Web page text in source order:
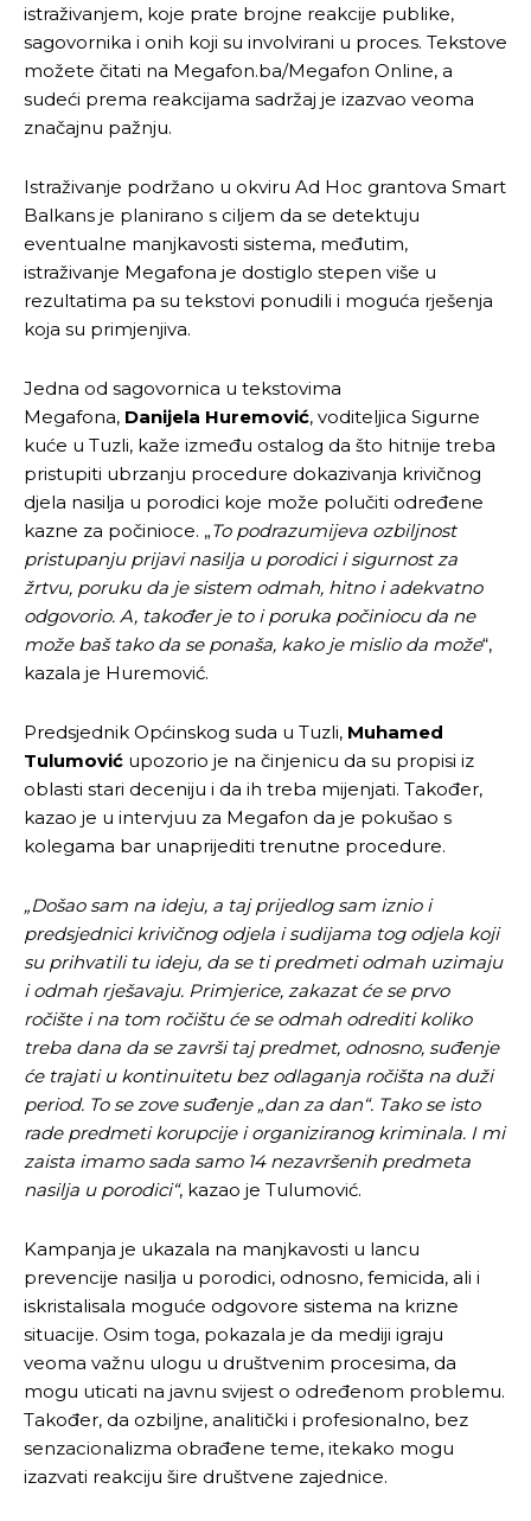
istraživanjem, koje prate brojne reakcije publike,
sagovornika i onih koji su involvirani u proces. Tekstove
možete čitati na Megafon.ba/Megafon Online, a
sudeći prema reakcijama sadržaj je izazvao veoma
značajnu pažnju.
Istraživanje podržano u okviru Ad Hoc grantova Smart
Balkans je planirano s ciljem da se detektuju
eventualne manjkavosti sistema, međutim,
istraživanje Megafona je dostiglo stepen više u
rezultatima pa su tekstovi ponudili i moguća rješenja
koja su primjenjiva.
Jedna od sagovornica u tekstovima
Megafona, Danijela Huremović, voditeljica Sigurne
kuće u Tuzli, kaže između ostalog da što hitnije treba
pristupiti ubrzanju procedure dokazivanja krivičnog
djela nasilja u porodici koje može polučiti određene
kazne za počinioce. „To podrazumijeva ozbiljnost
pristupanju prijavi nasilja u porodici i sigurnost za
žrtvu, poruku da je sistem odmah, hitno i adekvatno
odgovorio. A, također je to i poruka počiniocu da ne
može baš tako da se ponaša, kako je mislio da može“,
kazala je Huremović.
Predsjednik Općinskog suda u Tuzli, Muhamed
Tulumović upozorio je na činjenicu da su propisi iz
oblasti stari deceniju i da ih treba mijenjati. Također,
kazao je u intervjuu za Megafon da je pokušao s
kolegama bar unaprijediti trenutne procedure.
„Došao sam na ideju, a taj prijedlog sam iznio i
predsjednici krivičnog odjela i sudijama tog odjela koji
su prihvatili tu ideju, da se ti predmeti odmah uzimaju
i odmah rješavaju. Primjerice, zakazat će se prvo
ročište i na tom ročištu će se odmah odrediti koliko
treba dana da se završi taj predmet, odnosno, suđenje
će trajati u kontinuitetu bez odlaganja ročišta na duži
period. To se zove suđenje „dan za dan“. Tako se isto
rade predmeti korupcije i organiziranog kriminala. I mi
zaista imamo sada samo 14 nezavršenih predmeta
nasilja u porodici“, kazao je Tulumović.
Kampanja je ukazala na manjkavosti u lancu
prevencije nasilja u porodici, odnosno, femicida, ali i
iskristalisala moguće odgovore sistema na krizne
situacije. Osim toga, pokazala je da mediji igraju
veoma važnu ulogu u društvenim procesima, da
mogu uticati na javnu svijest o određenom problemu.
Također, da ozbiljne, analitički i profesionalno, bez
senzacionalizma obrađene teme, itekako mogu
izazvati reakciju šire društvene zajednice.